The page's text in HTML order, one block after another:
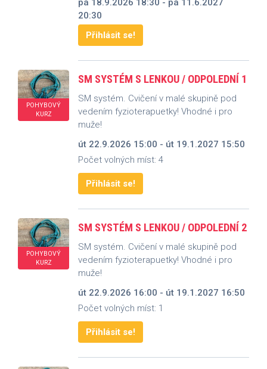
pá 18.9.2026 18:30 - pá 11.6.2027
20:30
Přihlásit se!
POHYBOVÝ
KURZ
SM SYSTÉM S LENKOU / ODPOLEDNÍ 1
SM systém. Cvičení v malé skupině pod
vedením fyzioterapuetky! Vhodné i pro
muže!
út 22.9.2026 15:00 - út 19.1.2027 15:50
Počet volných míst: 4
Přihlásit se!
POHYBOVÝ
KURZ
SM SYSTÉM S LENKOU / ODPOLEDNÍ 2
SM systém. Cvičení v malé skupině pod
vedením fyzioterapuetky! Vhodné i pro
muže!
út 22.9.2026 16:00 - út 19.1.2027 16:50
Počet volných míst: 1
Přihlásit se!